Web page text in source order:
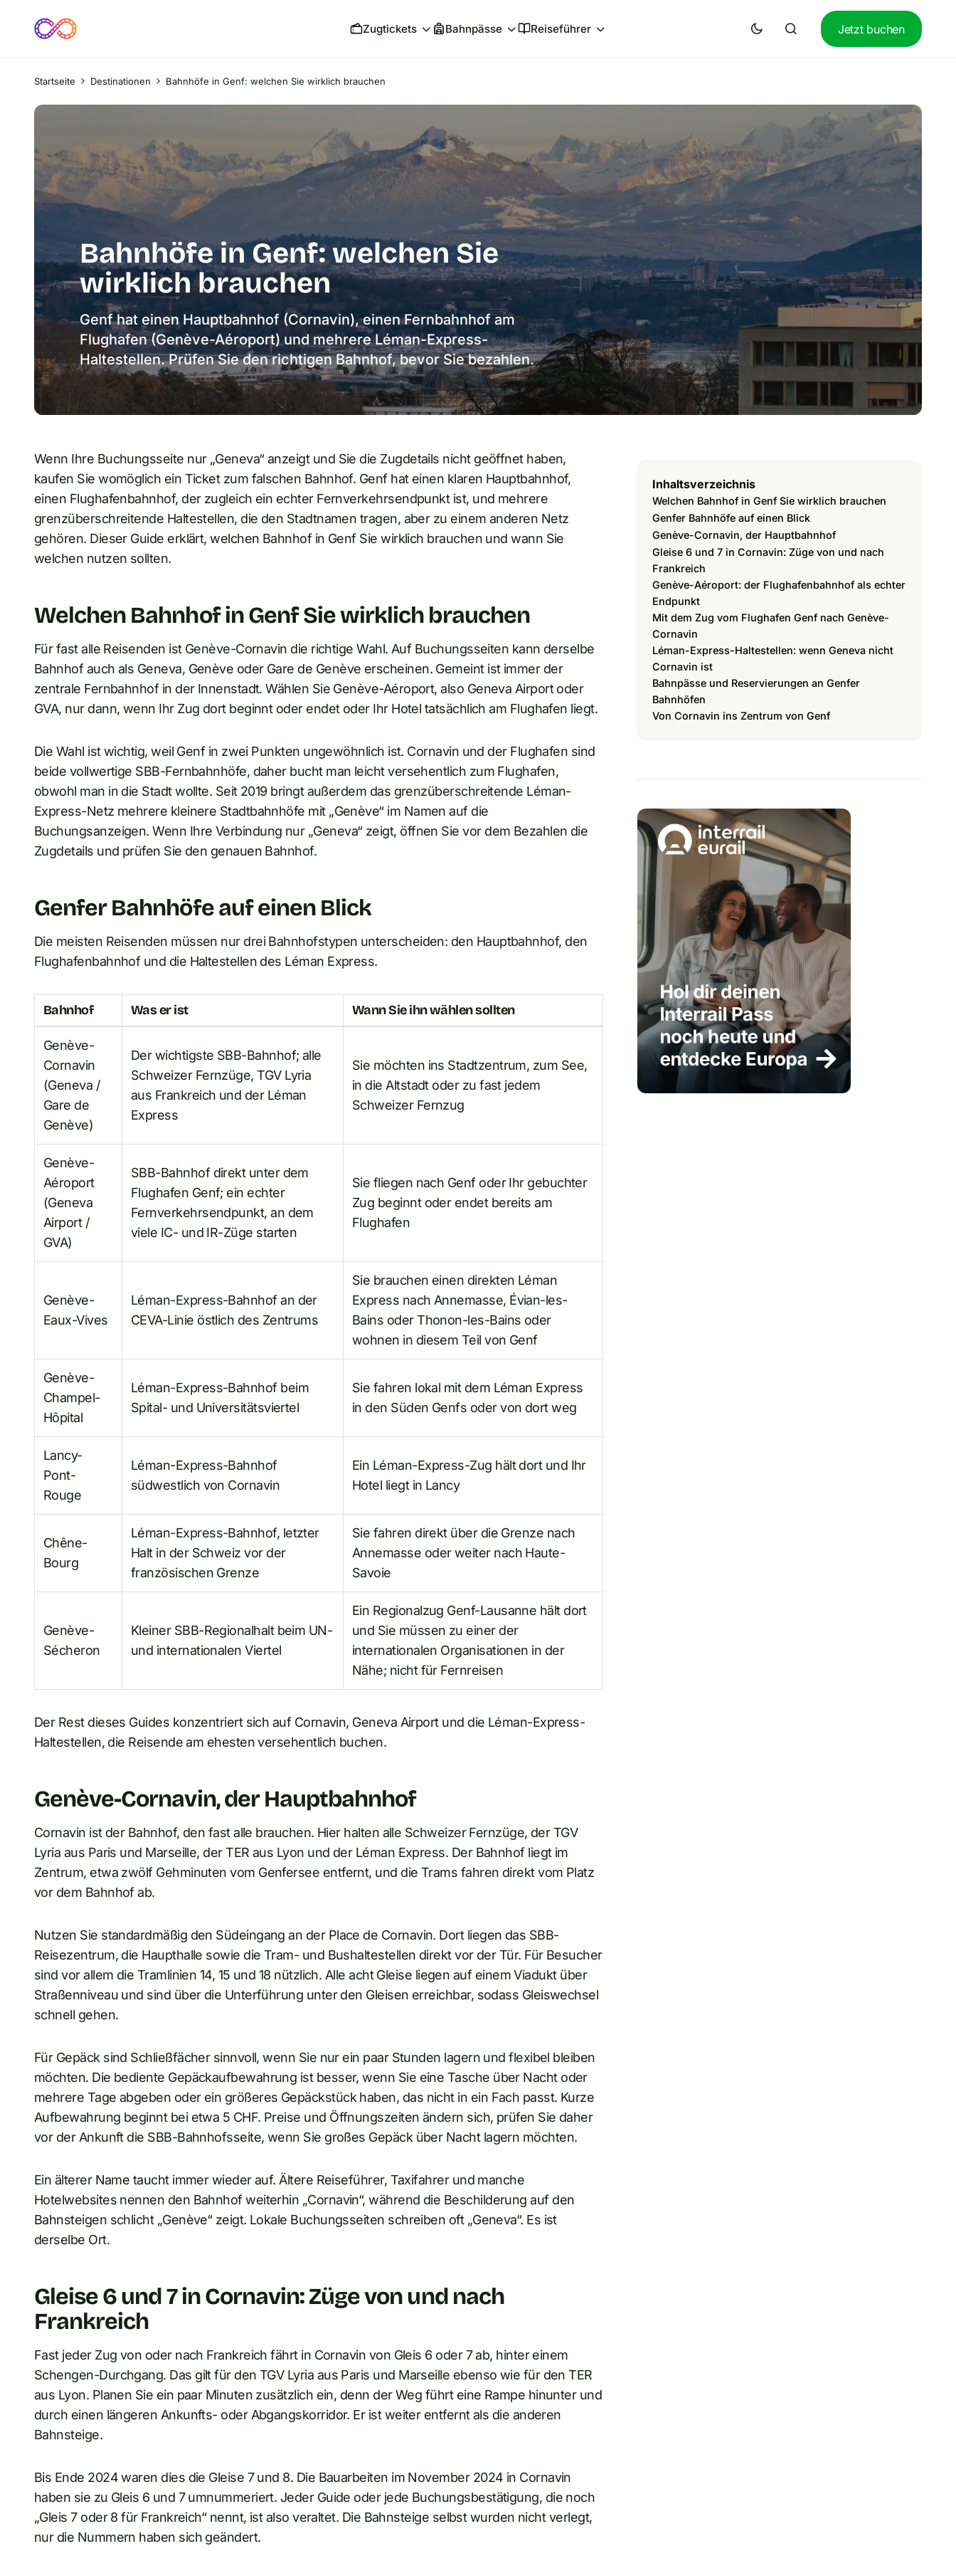
Zugtickets Bahnpässe Reiseführer Jetzt buchen
Startseite Destinationen Bahnhöfe in Genf: welchen Sie wirklich brauchen
Bahnhöfe in Genf: welchen Sie
wirklich brauchen
Genf hat einen Hauptbahnhof (Cornavin), einen Fernbahnhof am
Flughafen (Genève-Aéroport) und mehrere Léman-Express-
Haltestellen. Prüfen Sie den richtigen Bahnhof, bevor Sie bezahlen.
Wenn Ihre Buchungsseite nur „Geneva“ anzeigt und Sie die Zugdetails nicht geöffnet haben,
kaufen Sie womöglich ein Ticket zum falschen Bahnhof. Genf hat einen klaren Hauptbahnhof,
einen Flughafenbahnhof, der zugleich ein echter Fernverkehrsendpunkt ist, und mehrere
grenzüberschreitende Haltestellen, die den Stadtnamen tragen, aber zu einem anderen Netz
gehören. Dieser Guide erklärt, welchen Bahnhof in Genf Sie wirklich brauchen und wann Sie
welchen nutzen sollten.
Welchen Bahnhof in Genf Sie wirklich brauchen
Für fast alle Reisenden ist Genève-Cornavin die richtige Wahl. Auf Buchungsseiten kann derselbe
Bahnhof auch als Geneva, Genève oder Gare de Genève erscheinen. Gemeint ist immer der
zentrale Fernbahnhof in der Innenstadt. Wählen Sie Genève-Aéroport, also Geneva Airport oder
GVA, nur dann, wenn Ihr Zug dort beginnt oder endet oder Ihr Hotel tatsächlich am Flughafen liegt.
Die Wahl ist wichtig, weil Genf in zwei Punkten ungewöhnlich ist. Cornavin und der Flughafen sind
beide vollwertige SBB-Fernbahnhöfe, daher bucht man leicht versehentlich zum Flughafen,
obwohl man in die Stadt wollte. Seit 2019 bringt außerdem das grenzüberschreitende Léman-
Express-Netz mehrere kleinere Stadtbahnhöfe mit „Genève“ im Namen auf die
Buchungsanzeigen. Wenn Ihre Verbindung nur „Geneva“ zeigt, öffnen Sie vor dem Bezahlen die
Zugdetails und prüfen Sie den genauen Bahnhof.
Genfer Bahnhöfe auf einen Blick
Die meisten Reisenden müssen nur drei Bahnhofstypen unterscheiden: den Hauptbahnhof, den
Flughafenbahnhof und die Haltestellen des Léman Express.
Bahnhof Was er ist Wann Sie ihn wählen sollten
Genève-
Cornavin
(Geneva /
Gare de
Genève)
Der wichtigste SBB-Bahnhof; alle
Schweizer Fernzüge, TGV Lyria
aus Frankreich und der Léman
Express
Sie möchten ins Stadtzentrum, zum See,
in die Altstadt oder zu fast jedem
Schweizer Fernzug
Genève-
Aéroport
(Geneva
Airport /
GVA)
SBB-Bahnhof direkt unter dem
Flughafen Genf; ein echter
Fernverkehrsendpunkt, an dem
viele IC- und IR-Züge starten
Sie fliegen nach Genf oder Ihr gebuchter
Zug beginnt oder endet bereits am
Flughafen
Genève-
Eaux-Vives
Léman-Express-Bahnhof an der
CEVA-Linie östlich des Zentrums
Sie brauchen einen direkten Léman
Express nach Annemasse, Évian-les-
Bains oder Thonon-les-Bains oder
wohnen in diesem Teil von Genf
Genève-
Champel-
Hôpital
Léman-Express-Bahnhof beim
Spital- und Universitätsviertel
Sie fahren lokal mit dem Léman Express
in den Süden Genfs oder von dort weg
Lancy-
Pont-
Rouge
Léman-Express-Bahnhof
südwestlich von Cornavin
Ein Léman-Express-Zug hält dort und Ihr
Hotel liegt in Lancy
Chêne-
Bourg
Léman-Express-Bahnhof, letzter
Halt in der Schweiz vor der
französischen Grenze
Sie fahren direkt über die Grenze nach
Annemasse oder weiter nach Haute-
Savoie
Genève-
Sécheron
Kleiner SBB-Regionalhalt beim UN-
und internationalen Viertel
Ein Regionalzug Genf-Lausanne hält dort
und Sie müssen zu einer der
internationalen Organisationen in der
Nähe; nicht für Fernreisen
Der Rest dieses Guides konzentriert sich auf Cornavin, Geneva Airport und die Léman-Express-
Haltestellen, die Reisende am ehesten versehentlich buchen.
Genève-Cornavin, der Hauptbahnhof
Cornavin ist der Bahnhof, den fast alle brauchen. Hier halten alle Schweizer Fernzüge, der TGV
Lyria aus Paris und Marseille, der TER aus Lyon und der Léman Express. Der Bahnhof liegt im
Zentrum, etwa zwölf Gehminuten vom Genfersee entfernt, und die Trams fahren direkt vom Platz
vor dem Bahnhof ab.
Nutzen Sie standardmäßig den Südeingang an der Place de Cornavin. Dort liegen das SBB-
Reisezentrum, die Haupthalle sowie die Tram- und Bushaltestellen direkt vor der Tür. Für Besucher
sind vor allem die Tramlinien 14, 15 und 18 nützlich. Alle acht Gleise liegen auf einem Viadukt über
Straßenniveau und sind über die Unterführung unter den Gleisen erreichbar, sodass Gleiswechsel
schnell gehen.
Für Gepäck sind Schließfächer sinnvoll, wenn Sie nur ein paar Stunden lagern und flexibel bleiben
möchten. Die bediente Gepäckaufbewahrung ist besser, wenn Sie eine Tasche über Nacht oder
mehrere Tage abgeben oder ein größeres Gepäckstück haben, das nicht in ein Fach passt. Kurze
Aufbewahrung beginnt bei etwa 5 CHF. Preise und Öffnungszeiten ändern sich, prüfen Sie daher
vor der Ankunft die SBB-Bahnhofsseite, wenn Sie großes Gepäck über Nacht lagern möchten.
Ein älterer Name taucht immer wieder auf. Ältere Reiseführer, Taxifahrer und manche
Hotelwebsites nennen den Bahnhof weiterhin „Cornavin“, während die Beschilderung auf den
Bahnsteigen schlicht „Genève“ zeigt. Lokale Buchungsseiten schreiben oft „Geneva“. Es ist
derselbe Ort.
Gleise 6 und 7 in Cornavin: Züge von und nach
Frankreich
Fast jeder Zug von oder nach Frankreich fährt in Cornavin von Gleis 6 oder 7 ab, hinter einem
Schengen-Durchgang. Das gilt für den TGV Lyria aus Paris und Marseille ebenso wie für den TER
aus Lyon. Planen Sie ein paar Minuten zusätzlich ein, denn der Weg führt eine Rampe hinunter und
durch einen längeren Ankunfts- oder Abgangskorridor. Er ist weiter entfernt als die anderen
Bahnsteige.
Bis Ende 2024 waren dies die Gleise 7 und 8. Die Bauarbeiten im November 2024 in Cornavin
haben sie zu Gleis 6 und 7 umnummeriert. Jeder Guide oder jede Buchungsbestätigung, die noch
„Gleis 7 oder 8 für Frankreich“ nennt, ist also veraltet. Die Bahnsteige selbst wurden nicht verlegt,
nur die Nummern haben sich geändert.
Inhaltsverzeichnis
Welchen Bahnhof in Genf Sie wirklich brauchen
Genfer Bahnhöfe auf einen Blick
Genève-Cornavin, der Hauptbahnhof
Gleise 6 und 7 in Cornavin: Züge von und nach
Frankreich
Genève-Aéroport: der Flughafenbahnhof als echter
Endpunkt
Mit dem Zug vom Flughafen Genf nach Genève-
Cornavin
Léman-Express-Haltestellen: wenn Geneva nicht
Cornavin ist
Bahnpässe und Reservierungen an Genfer
Bahnhöfen
Von Cornavin ins Zentrum von Genf